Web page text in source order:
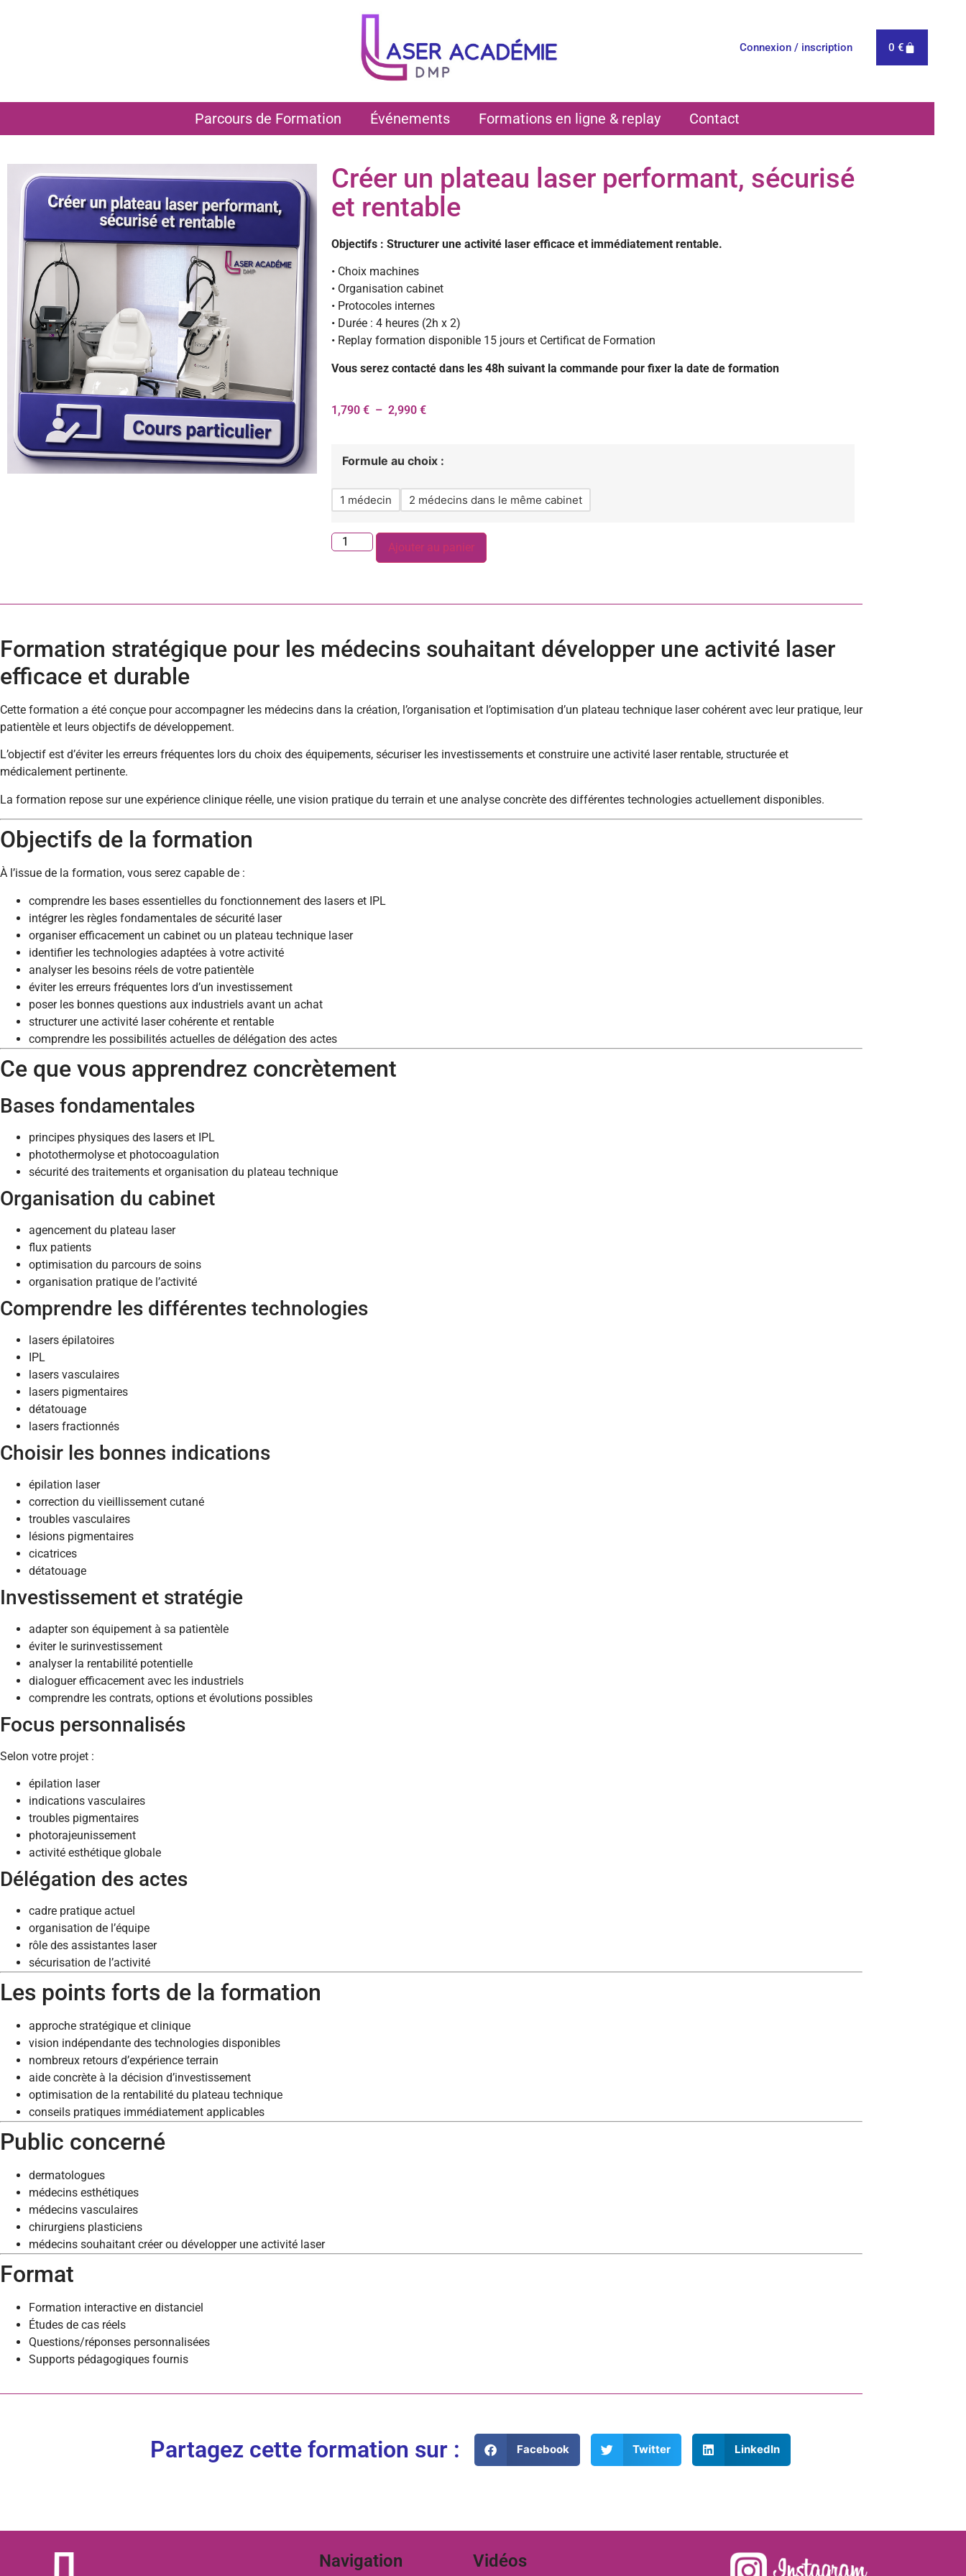
Connexion / inscription 0€
Parcours de Formation Événements Formations en ligne & replay Contact
Créer un plateau laser performant, sécurisé
et rentable
Objectifs : Structurer une activité laser efficace et immédiatement rentable.
• Choix machines
• Organisation cabinet
• Protocoles internes
• Durée : 4 heures (2h x 2)
• Replay formation disponible 15 jours et Certificat de Formation
Vous serez contacté dans les 48h suivant la commande pour fixer la date de formation
1,790€ – 2,990€
Formule au choix :
1 médecin 2 médecins dans le même cabinet
Ajouter au panier
Formation stratégique pour les médecins souhaitant développer une activité laser
efficace et durable
Cette formation a été conçue pour accompagner les médecins dans la création, l’organisation et l’optimisation d’un plateau technique laser cohérent avec leur pratique, leur
patientèle et leurs objectifs de développement.
L’objectif est d’éviter les erreurs fréquentes lors du choix des équipements, sécuriser les investissements et construire une activité laser rentable, structurée et
médicalement pertinente.
La formation repose sur une expérience clinique réelle, une vision pratique du terrain et une analyse concrète des différentes technologies actuellement disponibles.
Objectifs de la formation
À l’issue de la formation, vous serez capable de :
comprendre les bases essentielles du fonctionnement des lasers et IPL
intégrer les règles fondamentales de sécurité laser
organiser efficacement un cabinet ou un plateau technique laser
identifier les technologies adaptées à votre activité
analyser les besoins réels de votre patientèle
éviter les erreurs fréquentes lors d’un investissement
poser les bonnes questions aux industriels avant un achat
structurer une activité laser cohérente et rentable
comprendre les possibilités actuelles de délégation des actes
Ce que vous apprendrez concrètement
Bases fondamentales
principes physiques des lasers et IPL
photothermolyse et photocoagulation
sécurité des traitements et organisation du plateau technique
Organisation du cabinet
agencement du plateau laser
flux patients
optimisation du parcours de soins
organisation pratique de l’activité
Comprendre les différentes technologies
lasers épilatoires
IPL
lasers vasculaires
lasers pigmentaires
détatouage
lasers fractionnés
Choisir les bonnes indications
épilation laser
correction du vieillissement cutané
troubles vasculaires
lésions pigmentaires
cicatrices
détatouage
Investissement et stratégie
adapter son équipement à sa patientèle
éviter le surinvestissement
analyser la rentabilité potentielle
dialoguer efficacement avec les industriels
comprendre les contrats, options et évolutions possibles
Focus personnalisés
Selon votre projet :
épilation laser
indications vasculaires
troubles pigmentaires
photorajeunissement
activité esthétique globale
Délégation des actes
cadre pratique actuel
organisation de l’équipe
rôle des assistantes laser
sécurisation de l’activité
Les points forts de la formation
approche stratégique et clinique
vision indépendante des technologies disponibles
nombreux retours d’expérience terrain
aide concrète à la décision d’investissement
optimisation de la rentabilité du plateau technique
conseils pratiques immédiatement applicables
Public concerné
dermatologues
médecins esthétiques
médecins vasculaires
chirurgiens plasticiens
médecins souhaitant créer ou développer une activité laser
Format
Formation interactive en distanciel
Études de cas réels
Questions/réponses personnalisées
Supports pédagogiques fournis
Partagez cette formation sur : Facebook Twitter LinkedIn
Navigation Vidéos